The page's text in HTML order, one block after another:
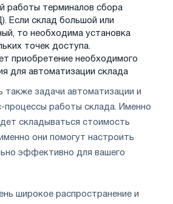
работы терминалов сбора
Если склад большой или
то необходима установка
точек доступа.
приобретение необходимого
для автоматизации склада
также задачи автоматизации и
процессы работы склада. Именно
складываться стоимость
они помогут настроить
эффективно для вашего
широкое распространение и